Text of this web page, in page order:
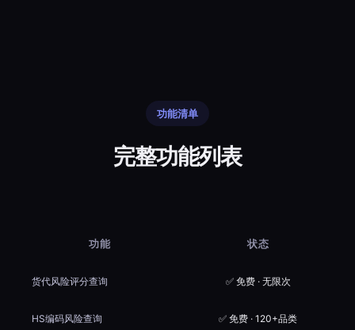
功能清单
完整功能列表
功能 状态
货代风险评分查询 ✅ 免费 · 无限次
HS编码风险查询 ✅ 免费 · 120+品类